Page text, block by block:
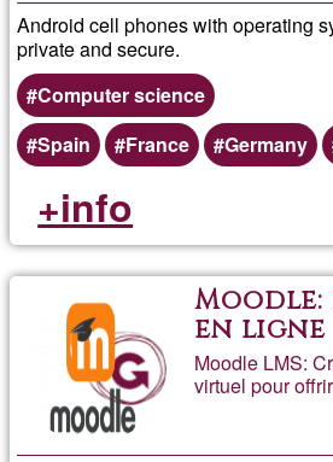
Android cell phones with operating
private and secure.
Computer science
Spain
France Germany
+info
en ligne
Moodle LMS:
virtuel pour